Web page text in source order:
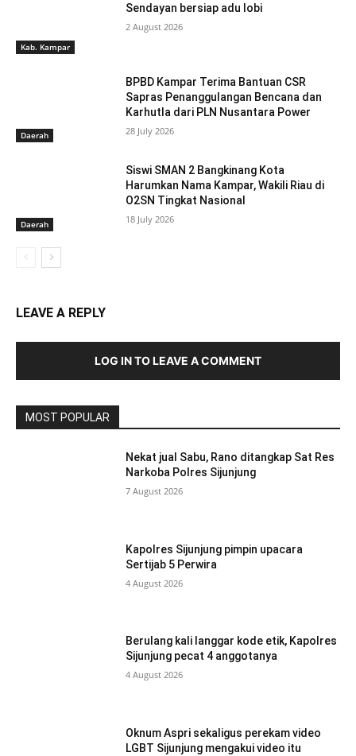
Kab. Kampar
Sendayan bersiap adu lobi
2 August 2026
Daerah
BPBD Kampar Terima Bantuan CSR
Sapras Penanggulangan Bencana dan
Karhutla dari PLN Nusantara Power
28 July 2026
Daerah
Siswi SMAN 2 Bangkinang Kota
Harumkan Nama Kampar, Wakili Riau di
O2SN Tingkat Nasional
18 July 2026
LEAVE A REPLY
LOG IN TO LEAVE A COMMENT
MOST POPULAR
Nekat jual Sabu, Rano ditangkap Sat Res
Narkoba Polres Sijunjung
7 August 2026
Kapolres Sijunjung pimpin upacara
Sertijab 5 Perwira
4 August 2026
Berulang kali langgar kode etik, Kapolres
Sijunjung pecat 4 anggotanya
4 August 2026
Oknum Aspri sekaligus perekam video
LGBT Sijunjung mengakui video itu